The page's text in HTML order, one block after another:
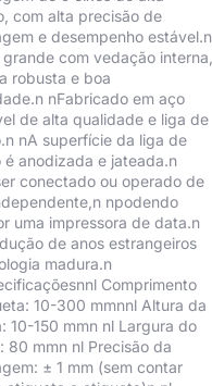
com alta precisão de
e desempenho estável.n
grande com vedação interna,
robusta e boa
nFabricado em aço
de alta qualidade e liga de
nA superfície da liga de
é anodizada e jateada.n
conectado ou operado de
npodendo
uma impressora de data.n
de anos estrangeiros
madura.n
Comprimento
10-300 mmnnl Altura da
10-150 mmn nl Largura do
80 mmn nl Precisão da
± 1 mm (sem contar